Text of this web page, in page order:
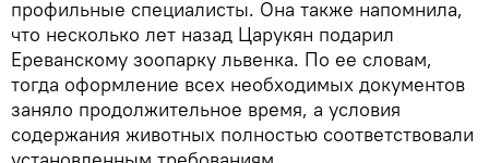
профильные специалисты. Она также напомнила,
что несколько лет назад Царукян подарил
Ереванскому зоопарку львенка. По ее словам,
тогда оформление всех необходимых документов
заняло продолжительное время, а условия
содержания животных полностью соответствовали